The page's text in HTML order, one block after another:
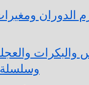
الدوران
والبكرات
وسلسلة